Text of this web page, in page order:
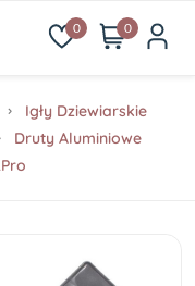
0 0
Igły Dziewiarskie
Druty Aluminiowe